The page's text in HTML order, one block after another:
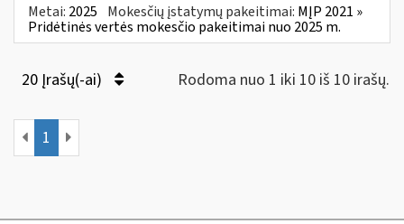
Metai: 2025 Mokesčių įstatymų pakeitimai: MĮP 2021 »
Pridėtinės vertės mokesčio pakeitimai nuo 2025 m.
20 Įrašų(-ai) Rodoma nuo 1 iki 10 iš 10 irašų.
1